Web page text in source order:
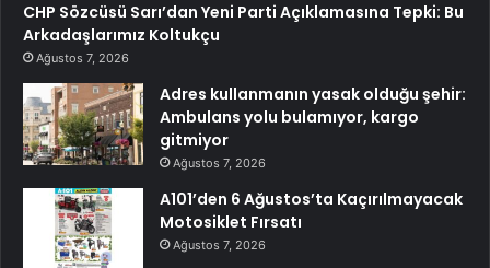
CHP Sözcüsü Sarı’dan Yeni Parti Açıklamasına Tepki: Bu
Arkadaşlarımız Koltukçu
Ağustos 7, 2026
Adres kullanmanın yasak olduğu şehir:
Ambulans yolu bulamıyor, kargo
gitmiyor
Ağustos 7, 2026
A101’den 6 Ağustos’ta Kaçırılmayacak
Motosiklet Fırsatı
Ağustos 7, 2026